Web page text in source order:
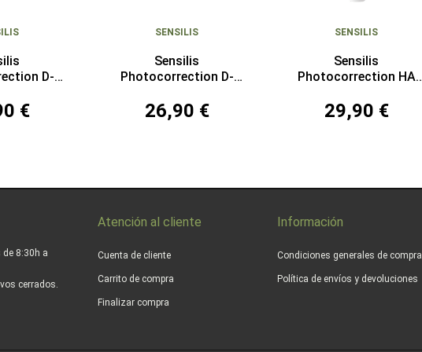
D-
Gramos
€
SENSILIS
Sensilis
Photocorrection D-
50 ml
26,90 €
SENSILIS
Sensilis
Photocorrection HA
29,90 €
de 8:30h a
cerrados.
Atención al cliente
Cuenta de cliente
Carrito de compra
Finalizar compra
Información
Condiciones generales de compra
Política de envíos y devoluciones